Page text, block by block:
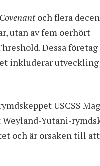
och flera
utan av fem oerhört
Dessa företag
inkluderar utveckling
USCSS
Yutani-
och är orsaken till att